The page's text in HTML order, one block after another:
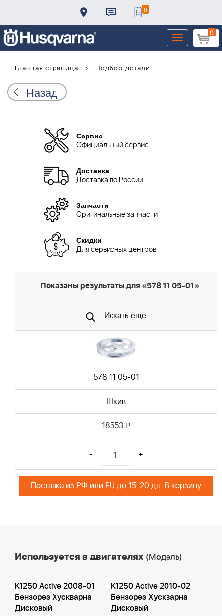
0
0
Toggle
navigation
Главная страница
Подбор детали
Назад
Сервис
Официальный сервис
Доставка
Доставка по России
Запчасти
Оригинальные запчасти
Скидки
Для сервисных центров
Показаны результаты для «578 11 05-01»
Искать еще
578 11 05-01
Шкив
18553 i
- +
Поставка из РФ или EU до 15-20 дн. В корзину
Используется в двигателях (Модель)
K1250 Active 2008-01
Бензорез Хускварна
Дисковый
K1250 Active 2010-02
Бензорез Хускварна
Дисковый